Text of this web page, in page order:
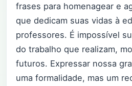
frases para homenagear e
que dedicam suas vidas à
professores. É impossível
do trabalho que realizam,
futuros. Expressar nossa
uma formalidade, mas um